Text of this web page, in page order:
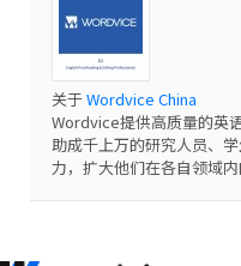
关于Wordvice China
Wordvice提供高质量的英
助成千上万的研究人员、
力，扩大他们在各自领域内